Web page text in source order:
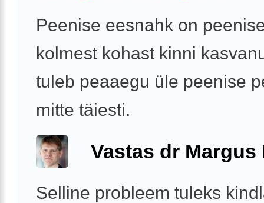
Peenise eesnahk on
kolmest kohast kinni
tuleb peaaegu üle peenise
mitte täiesti.
Vastas dr Margus
Selline probleem tuleks